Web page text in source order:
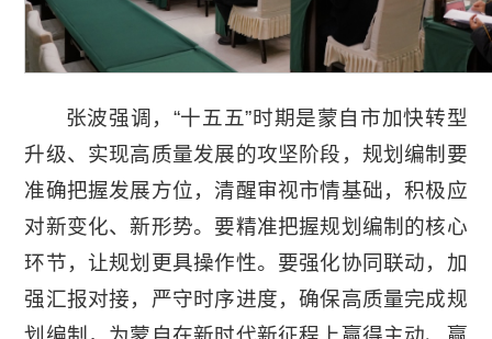
张波强调，“十五五”时期是蒙自市加快转型
升级、实现高质量发展的攻坚阶段，规划编制要
准确把握发展方位，清醒审视市情基础，积极应
对新变化、新形势。要精准把握规划编制的核心
环节，让规划更具操作性。要强化协同联动，加
强汇报对接，严守时序进度，确保高质量完成规